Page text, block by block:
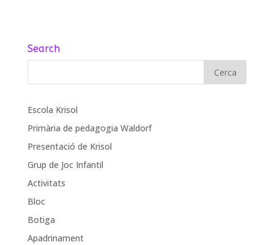
Search
Escola Krisol
Primària de pedagogia Waldorf
Presentació de Krisol
Grup de Joc Infantil
Activitats
Bloc
Botiga
Apadrinament